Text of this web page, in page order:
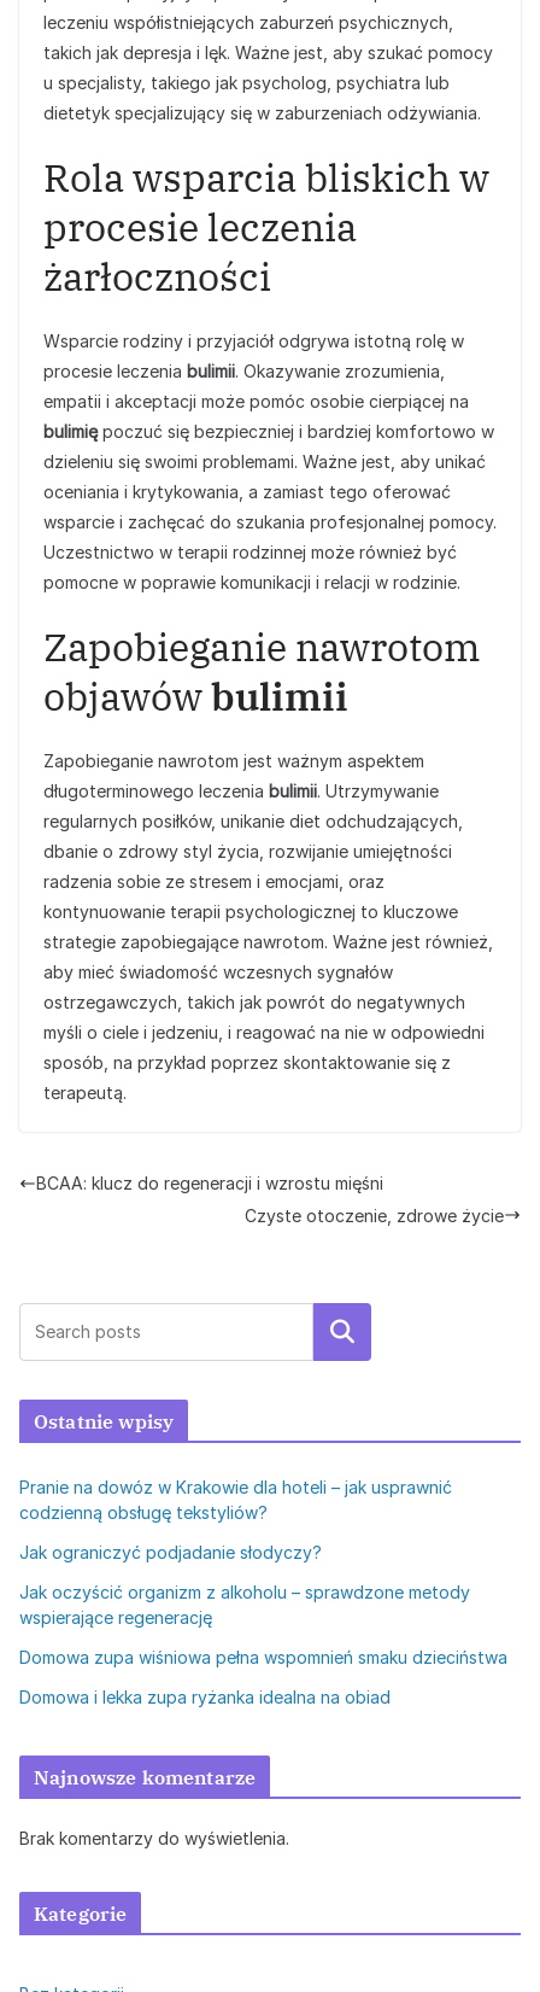
leczeniu współistniejących zaburzeń psychicznych,
takich jak depresja i lęk. Ważne jest, aby szukać pomocy
u specjalisty, takiego jak psycholog, psychiatra lub
dietetyk specjalizujący się w zaburzeniach odżywiania.
Rola wsparcia bliskich w
procesie leczenia
żarłoczności
Wsparcie rodziny i przyjaciół odgrywa istotną rolę w
procesie leczenia bulimii. Okazywanie zrozumienia,
empatii i akceptacji może pomóc osobie cierpiącej na
bulimiępoczuć się bezpieczniej i bardziej komfortowo w
dzieleniu się swoimi problemami. Ważne jest, aby unikać
oceniania i krytykowania, a zamiast tego oferować
wsparcie i zachęcać do szukania profesjonalnej pomocy.
Uczestnictwo w terapii rodzinnej może również być
pomocne w poprawie komunikacji i relacji w rodzinie.
Zapobieganie nawrotom
objawówbulimii
Zapobieganie nawrotom jest ważnym aspektem
długoterminowego leczenia bulimii. Utrzymywanie
regularnych posiłków, unikanie diet odchudzających,
dbanie o zdrowy styl życia, rozwijanie umiejętności
radzenia sobie ze stresem i emocjami, oraz
kontynuowanie terapii psychologicznej to kluczowe
strategie zapobiegające nawrotom. Ważne jest również,
aby mieć świadomość wczesnych sygnałów
ostrzegawczych, takich jak powrót do negatywnych
myśli o ciele i jedzeniu, i reagować na nie w odpowiedni
sposób, na przykład poprzez skontaktowanie się z
terapeutą.
BCAA: klucz do regeneracji i wzrostu mięśni
Czyste otoczenie, zdrowe życie
Szukaj
Ostatnie wpisy
Pranie na dowóz w Krakowie dla hoteli – jak usprawnić
codzienną obsługę tekstyliów?
Jak ograniczyć podjadanie słodyczy?
Jak oczyścić organizm z alkoholu – sprawdzone metody
wspierające regenerację
Domowa zupa wiśniowa pełna wspomnień smaku dzieciństwa
Domowa i lekka zupa ryżanka idealna na obiad
Najnowsze komentarze
Brak komentarzy do wyświetlenia.
Kategorie